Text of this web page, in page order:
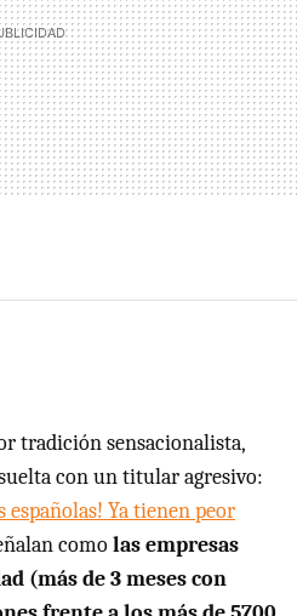
tradición sensacionalista,
con un titular agresivo:
Ya tienen peor
comolas empresas
(más de 3 meses con